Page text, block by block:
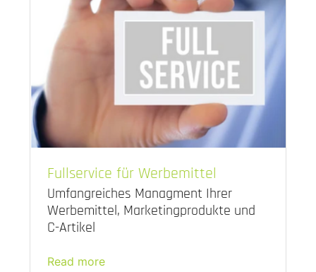
Fullservice für Werbemittel
Umfangreiches Managment Ihrer
Werbemittel, Marketingprodukte und
C-Artikel
Read more